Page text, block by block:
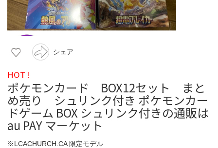
シェア
HOT !
ポケモンカード BOX12セット まと
め売り シュリンク付き ポケモンカー
ドゲーム BOX シュリンク付きの通販は
au PAY マーケット
※LCACHURCH.CA 限定モデル